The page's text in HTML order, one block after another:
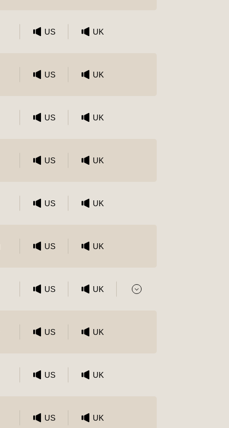
US UK
US UK
US UK
US UK
US UK
US UK
US UK
US UK
US UK
US UK